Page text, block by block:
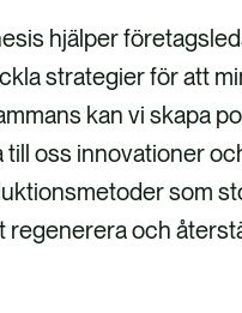
hjälper
strategier för att
kan vi skapa
till oss innovationer
som
regenerera och